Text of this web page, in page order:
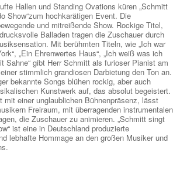
Hallen und Standing Ovations küren „Schmitt
Show“zum hochkarätigen Event. Die
und mitreißende Show. Rockige Titel,
Balladen tragen die Zuschauer durch
Mit berühmten Titeln, wie „Ich war
„Ein Ehrenwertes Haus“, „Ich weiß was ich
Sahne“ gibt Herr Schmitt als furioser Pianist am
stimmlich grandiosen Darbietung den Ton an.
bekannte Songs blühen rockig, aber auch
Kunstwerk auf, das absolut begeistert.
mit einer unglaublichen Bühnenpräsenz, lässt
Freiraum, mit überragenden instrumentalen
die Zuschauer zu animieren. „Schmitt singt
ist eine in Deutschland produzierte
lebhafte Hommage an den großen Musiker und